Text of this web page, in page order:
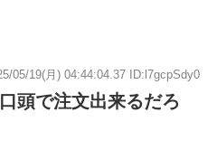
05/19(月) 04:44:04.37 ID:l7gcpSdy0
頭で注文出来るだろ